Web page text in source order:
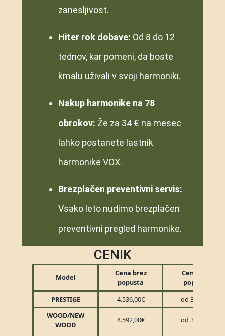
zanesljivost.
Hiter rok dobave: Od 8 do 12
tednov, kar pomeni, da boste
kmalu uživali v svoji harmoniki.
Nakup harmonike na 78
obrokov: Že za 34 € na mesec
lahko postanete lastnik
harmonike VOX.
Brezplačen preventivni servis:
Vsako leto nudimo brezplačen
preventivni pregled harmonike.
CENIK
Model
Cena brez
popusta
Cena s 20%
popustom
PRESTIGE
4.536,00€
od 3.780,00€
WOOD/NEW
WOOD
4.592,00€ od 3.780,00€